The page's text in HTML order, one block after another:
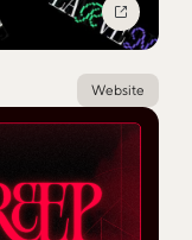
Wab Design
Website